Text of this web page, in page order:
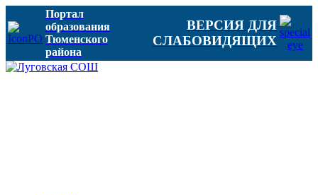
Портал
образования
Тюменского
района
ВЕРСИЯ ДЛЯ
СЛАБОВИДЯЩИХ